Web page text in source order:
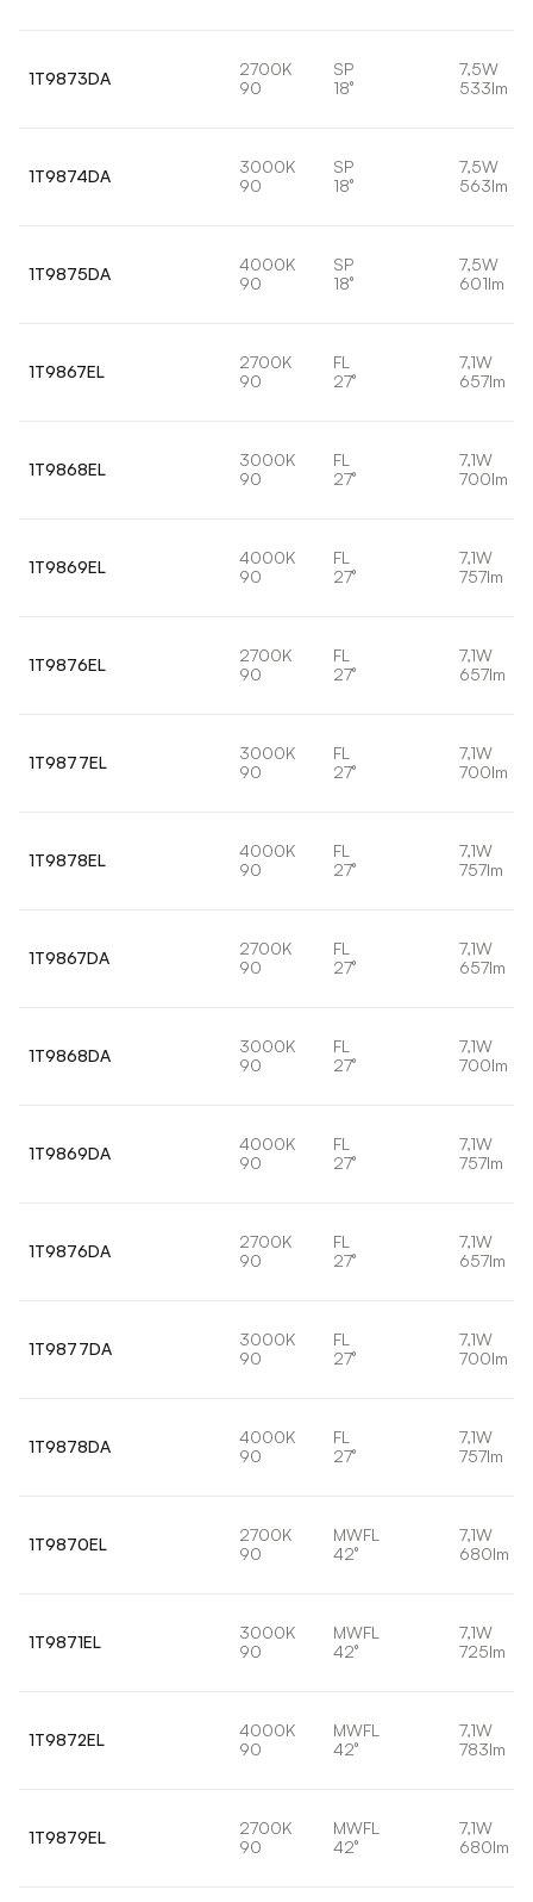
1T9873DA
2700K
90
SP
18°
7,5W
533lm
1T9874DA
3000K
90
SP
18°
7,5W
563lm
1T9875DA
4000K
90
SP
18°
7,5W
601lm
1T9867EL
2700K
90
FL
27°
7,1W
657lm
1T9868EL
3000K
90
FL
27°
7,1W
700lm
1T9869EL
4000K
90
FL
27°
7,1W
757lm
1T9876EL
2700K
90
FL
27°
7,1W
657lm
1T9877EL
3000K
90
FL
27°
7,1W
700lm
1T9878EL
4000K
90
FL
27°
7,1W
757lm
1T9867DA
2700K
90
FL
27°
7,1W
657lm
1T9868DA
3000K
90
FL
27°
7,1W
700lm
1T9869DA
4000K
90
FL
27°
7,1W
757lm
1T9876DA
2700K
90
FL
27°
7,1W
657lm
1T9877DA
3000K
90
FL
27°
7,1W
700lm
1T9878DA
4000K
90
FL
27°
7,1W
757lm
1T9870EL
2700K
90
MWFL
42°
7,1W
680lm
1T9871EL
3000K
90
MWFL
42°
7,1W
725lm
1T9872EL
4000K
90
MWFL
42°
7,1W
783lm
1T9879EL
2700K
90
MWFL
42°
7,1W
680lm